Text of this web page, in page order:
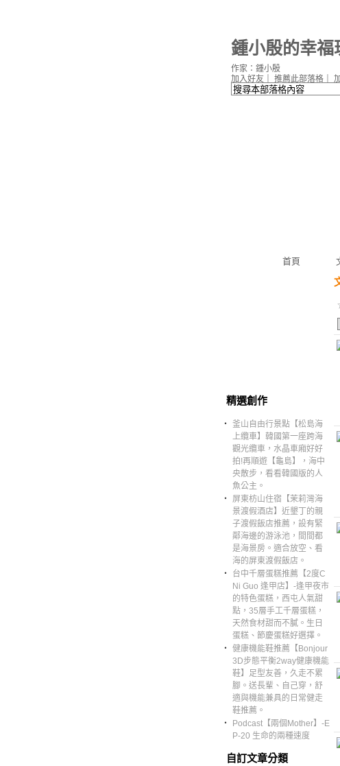
鍾小殷的幸福
首頁
加入好友 推薦此部落格
作家：鍾小殷
精選創作
‧ 釜山自由行景點【松島海
上纜車】韓國第一座跨海
觀光纜車，水晶車廂好好
拍!再順遊【龜島】，海中
央散步，看看韓國版的人
魚公主。
‧
屏東枋山住宿【茉莉灣海
景渡假酒店】近墾丁的親
子渡假飯店推薦，設有緊
鄰海邊的游泳池，間間都
是海景房。適合放空、看
海的屏東渡假飯店。
‧
台中千層蛋糕推薦【2度C
Ni Guo 逢甲店】-逢甲夜市
的特色蛋糕，西屯人氣甜
點，35層手工千層蛋糕，
天然食材甜而不膩。生日
蛋糕、節慶蛋糕好選擇。
‧ 健康機能鞋推薦【Bonjour
3D步態平衡2way健康機能
鞋】足型友善，久走不累
腳。送長輩、自己穿，舒
適與機能兼具的日常健走
鞋推薦。
‧
Podcast【兩個Mother】-E
P-20 生命的兩種速度
自訂文章分類